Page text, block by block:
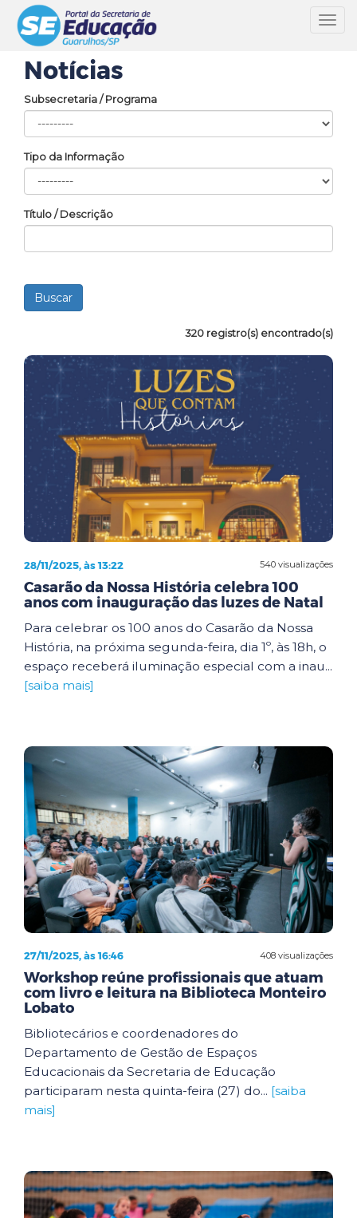
Notícias
Subsecretaria / Programa
Tipo da Informação
Título / Descrição
320 registro(s) encontrado(s)
540 visualizações
28/11/2025, às 13:22
Casarão da Nossa História celebra 100
anos com inauguração das luzes de Natal
Para celebrar os 100 anos do Casarão da Nossa
História, na próxima segunda-feira, dia 1º, às 18h, o
espaço receberá iluminação especial com a inau...
[saiba mais]
408 visualizações
27/11/2025, às 16:46
Workshop reúne profissionais que atuam
com livro e leitura na Biblioteca Monteiro
Lobato
Bibliotecários e coordenadores do
Departamento de Gestão de Espaços
Educacionais da Secretaria de Educação
participaram nesta quinta-feira (27) do... [saiba
mais]